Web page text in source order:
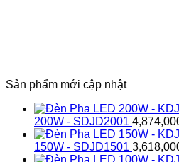
Sản phẩm mới cập nhật
200W - SDJD2001
150W - SDJD1501